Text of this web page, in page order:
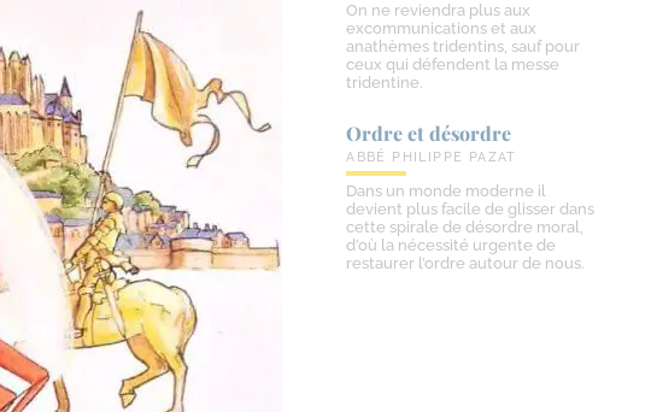
On ne reviendra plus aux
excommunications et aux
anathèmes tridentins, sauf pour
ceux qui défendent la messe
tridentine.
Ordre et désordre
ABBÉ PHILIPPE PAZAT
Dans un monde moderne il
devient plus facile de glisser dans
cette spirale de désordre moral,
d’où la nécessité urgente de
restaurer l’ordre autour de nous.